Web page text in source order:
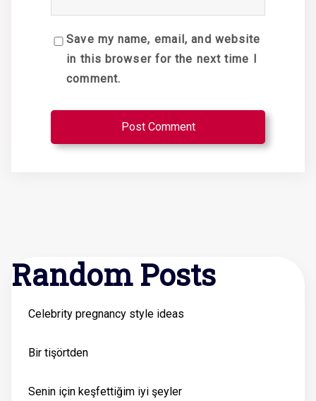
Save my name, email, and website
in this browser for the next time I
comment.
Random Posts
Celebrity pregnancy style ideas
Bir tişörtden
Senin için keşfettiğim iyi şeyler